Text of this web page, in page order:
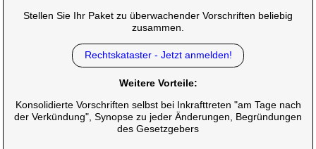
Stellen Sie Ihr Paket zu überwachender Vorschriften beliebig
zusammen.
Rechtskataster - Jetzt anmelden!
Weitere Vorteile:
Konsolidierte Vorschriften selbst bei Inkrafttreten "am Tage nach
der Verkündung", Synopse zu jeder Änderungen, Begründungen
des Gesetzgebers